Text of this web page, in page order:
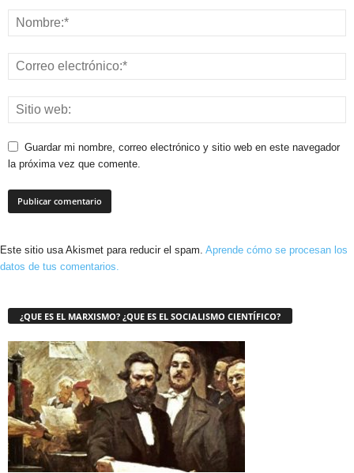
Guardar mi nombre, correo electrónico y sitio web en este navegador
la próxima vez que comente.
Este sitio usa Akismet para reducir el spam. Aprende cómo se procesan los
datos de tus comentarios.
¿QUE ES EL MARXISMO? ¿QUE ES EL SOCIALISMO CIENTÍFICO?